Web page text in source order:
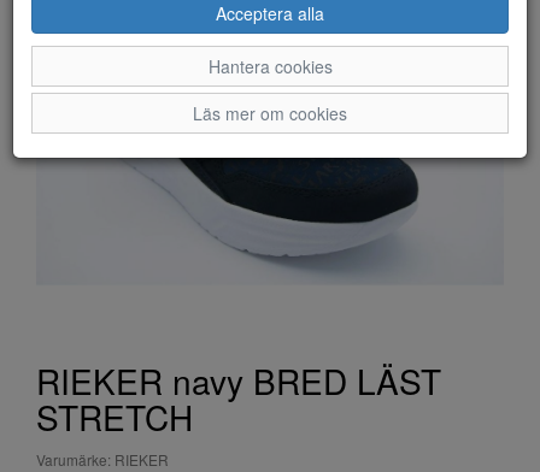
RIEKER navy BRED LÄST
STRETCH
Varumärke: RIEKER
Acceptera alla
Hantera cookies
Läs mer om cookies